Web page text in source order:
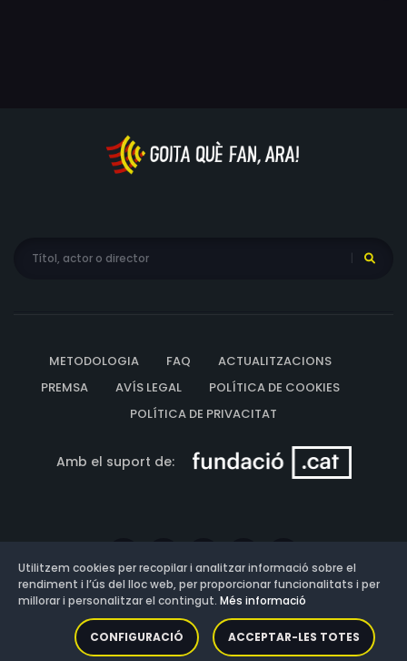
METODOLOGIA FAQ
ACTUALITZACIONS
PREMSA
AVÍS LEGAL
POLÍTICA DE COOKIES
POLÍTICA DE PRIVACITAT
Amb el suport de:
Versió: 3.13.0.202607011342
Utilitzem cookies per recopilar i analitzar informació sobre el
rendiment i l’ús del lloc web, per proporcionar funcionalitats i per
millorar i personalitzar el contingut. Més informació
CONFIGURACIÓ ACCEPTAR-LES TOTES